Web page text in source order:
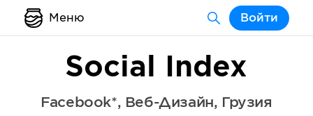
Меню Войти
Social Index
Facebook*, Веб-Дизайн, Грузия